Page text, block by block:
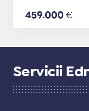
459.000 €
Servicii